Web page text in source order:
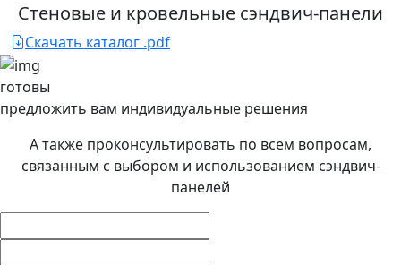
Стеновые и кровельные сэндвич-панели
Скачать каталог .pdf
готовы
предложить вам индивидуальные решения
А также проконсультировать по всем вопросам,
связанным с выбором и использованием сэндвич-
панелей